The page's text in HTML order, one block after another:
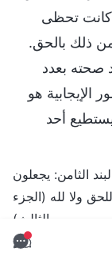
كانت تحظى
من ذلك بالحق.
صحته بعدد
الإيجابية هو
أحد
البند الثامن: يجعلون
ولا لله (الجزء
الثالث)